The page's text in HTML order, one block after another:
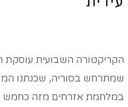
הקריקטורה השבועית
שמתרחש בסוריה, שכנתנו
במלחמת אזרחים מזה כחמש